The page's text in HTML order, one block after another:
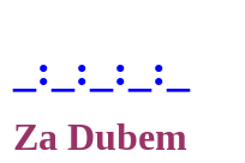
_:_:_:_:_
Za Dubem